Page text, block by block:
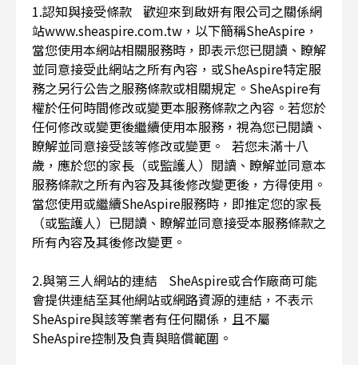
1.認知與接受條款 歡迎來到啟妍有限公司之關係網
站www.sheaspire.com.tw，以下簡稱SheAspire，
當您使用本網站相關服務時，即表示您已閱讀、瞭解
並同意接受此網站之所有內容，或SheAspire特定服
務之另行公告之服務條款或相關規定。SheAspire有
權於任何時間修改或變更本服務條款之內容。若您於
任何修改或變更後繼續使用本服務，視為您已閱讀、
瞭解並同意接受該等修改或變更。 若您未滿十八
歲，應於您的家長（或監護人）閱讀、瞭解並同意本
服務條款之所有內容及其後修改變更後，方得使用。
當您使用或繼續SheAspire服務時，即推定您的家長
（或監護人）已閱讀、瞭解並同意接受本服務條款之
所有內容及其後修改變更。
2.與第三人網站的連結 SheAspire或合作廠商可能
會提供連結至其他網站或網路資源的連結，不表示
SheAspire與該等業者有任何關係，且不屬
SheAspire控制及負責與賠償範圍。